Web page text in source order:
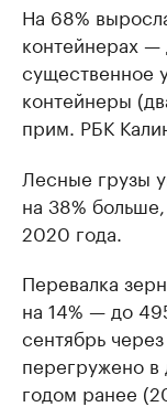
На 68%
контейнерах
существенное
контейнеры
прим. РБК
Лесные грузы
на 38%
2020 года.
Перевалка
на 14% — до
сентябрь
перегружено в
годом ранее